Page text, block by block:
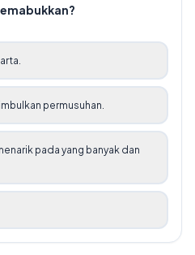
permusuhan.
pada yang banyak dan